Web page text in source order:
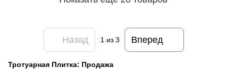
Назад 1 из 3 Вперед
Тротуарная Плитка: Продажа